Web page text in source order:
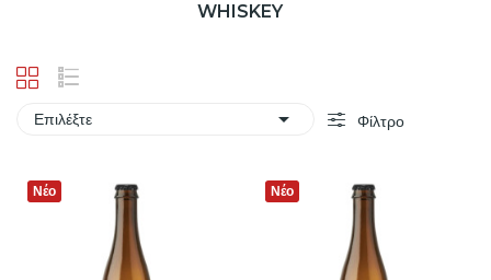
WHISKEY
Επιλέξτε  Φίλτρο
Νέο Νέο